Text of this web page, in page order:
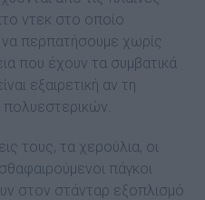
ντεκ στο οποίο
περπατήσουµε χωρίς
που έχουν τα συµβατικά
εξαιρετική αν τη
πολυεστερικών.
τους, τα χερούλια, οι
πάγκοι
στον στάνταρ εξοπλισµό